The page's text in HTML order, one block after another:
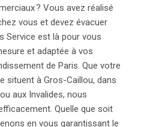
? Vous avez réalisé
vous et devez évacuer
Service est là pour vous
et adaptée à vos
de Paris. Que votre
situent à Gros-Caillou, dans
aux Invalides, nous
Quelle que soit
ns en vous garantissant le